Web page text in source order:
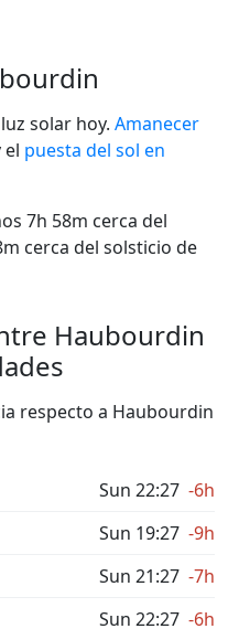
solar hoy. Amanecer
el puesta del sol en
7h 58m cerca del
cerca del solsticio de
Haubourdin
respecto a Haubourdin
Sun 22:27 -6h
Sun 19:27 -9h
Sun 21:27 -7h
Sun 22:27 -6h